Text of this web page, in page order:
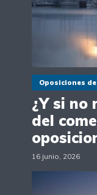
Oposiciones
¿Y si no
del
16 junio, 2026